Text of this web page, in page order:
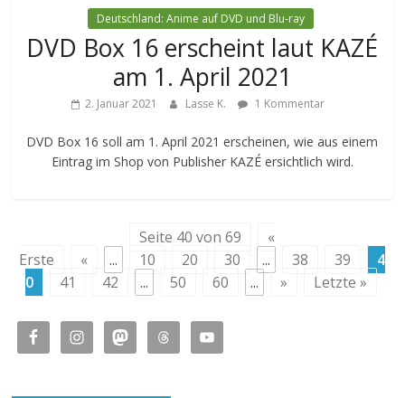
Deutschland: Anime auf DVD und Blu-ray
DVD Box 16 erscheint laut KAZÉ
am 1. April 2021
2. Januar 2021 Lasse K. 1 Kommentar
DVD Box 16 soll am 1. April 2021 erscheinen, wie aus einem
Eintrag im Shop von Publisher KAZÉ ersichtlich wird.
Seite 40 von 69
«
Erste
« ... 10 20 30 ... 38 39
4
0
41 42 ... 50 60 ... » Letzte »